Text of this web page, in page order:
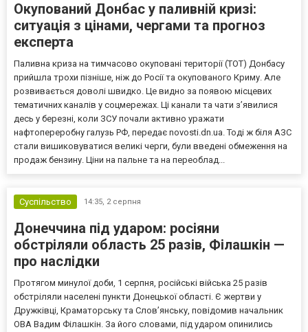
Окупований Донбас у паливній кризі:
ситуація з цінами, чергами та прогноз
експерта
Паливна криза на тимчасово окуповані території (ТОТ) Донбасу
прийшла трохи пізніше, ніж до Росії та окупованого Криму. Але
розвивається доволі швидко. Це видно за появою місцевих
тематичних каналів у соцмережах. Ці канали та чати з’явилися
десь у березні, коли ЗСУ почали активно уражати
нафтопереробну галузь РФ, передає novosti.dn.ua. Тоді ж біля АЗС
стали вишиковуватися великі черги, були введені обмеження на
продаж бензину. Ціни на пальне та на переоблад...
Суспільство 14:35, 2 серпня
Донеччина під ударом: росіяни
обстріляли область 25 разів, Філашкін —
про наслідки
Протягом минулої доби, 1 серпня, російські війська 25 разів
обстріляли населені пункти Донецької області. Є жертви у
Дружківці, Краматорську та Слов’янську, повідомив начальник
ОВА Вадим Філашкін. За його словами, під ударом опинились